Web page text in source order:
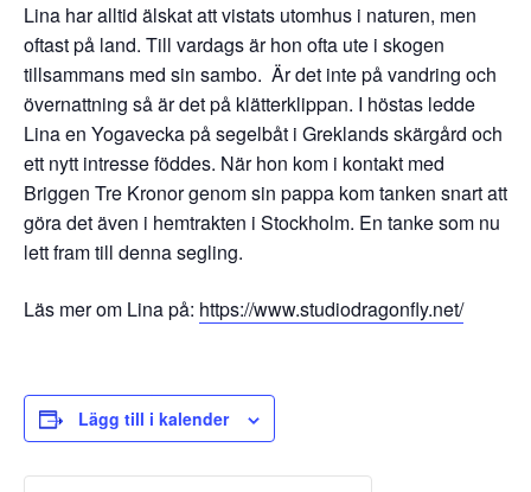
Lina har alltid älskat att vistats utomhus i naturen, men
oftast på land. Till vardags är hon ofta ute i skogen
tillsammans med sin sambo. Är det inte på vandring och
övernattning så är det på klätterklippan. I höstas ledde
Lina en Yogavecka på segelbåt i Greklands skärgård och
ett nytt intresse föddes. När hon kom i kontakt med
Briggen Tre Kronor genom sin pappa kom tanken snart att
göra det även i hemtrakten i Stockholm. En tanke som nu
lett fram till denna segling.
Läs mer om Lina på: https://www.studiodragonfly.net/
Lägg till i kalender